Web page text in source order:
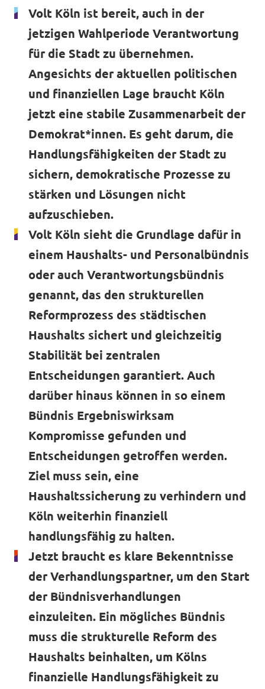
Transparenzregister
Datenschutz
Impressum
Volt Köln ist bereit, auch in der
jetzigen Wahlperiode Verantwortung
für die Stadt zu übernehmen.
Angesichts der aktuellen politischen
und finanziellen Lage braucht Köln
jetzt eine stabile Zusammenarbeit der
Demokrat*innen. Es geht darum, die
Handlungsfähigkeiten der Stadt zu
sichern, demokratische Prozesse zu
stärken und Lösungen nicht
aufzuschieben.
Volt Köln sieht die Grundlage dafür in
einem Haushalts- und Personalbündnis
oder auch Verantwortungsbündnis
genannt, das den strukturellen
Reformprozess des städtischen
Haushalts sichert und gleichzeitig
Stabilität bei zentralen
Entscheidungen garantiert. Auch
darüber hinaus können in so einem
Bündnis Ergebniswirksam
Kompromisse gefunden und
Entscheidungen getroffen werden.
Ziel muss sein, eine
Haushaltssicherung zu verhindern und
Köln weiterhin finanziell
handlungsfähig zu halten.
Jetzt braucht es klare Bekenntnisse
der Verhandlungspartner, um den Start
der Bündnisverhandlungen
einzuleiten. Ein mögliches Bündnis
muss die strukturelle Reform des
Haushalts beinhalten, um Kölns
finanzielle Handlungsfähigkeit zu